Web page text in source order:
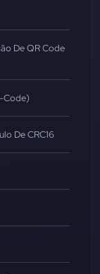
De QR Code
Code)
De CRC16